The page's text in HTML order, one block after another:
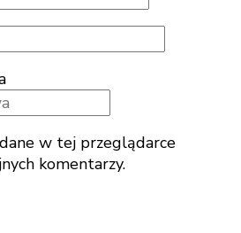
w tej przeglądarce
komentarzy.